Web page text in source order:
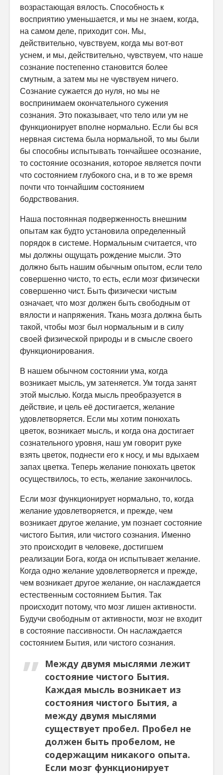
возрастающая вялость. Способность к
восприятию уменьшается, и мы не знаем, когда,
на самом деле, приходит сон. Мы,
действительно, чувствуем, когда мы вот-вот
уснем, и мы, действительно, чувствуем, что наше
сознание постепенно становится более
смутным, а затем мы не чувствуем ничего.
Сознание сужается до нуля, но мы не
воспринимаем окончательного сужения
сознания. Это показывает, что тело или ум не
функционирует вполне нормально. Если бы вся
нервная система была нормальной, то мы были
бы способны испытывать тончайшее осознание,
то состояние осознания, которое является почти
что состоянием глубокого сна, и в то же время
почти что тончайшим состоянием
бодрствования.
Наша постоянная подверженность внешним
опытам как будто установила определенный
порядок в системе. Нормальным считается, что
мы должны ощущать рождение мысли. Это
должно быть нашим обычным опытом, если тело
совершенно чисто, то есть, если мозг физически
совершенно чист. Быть физически чистым
означает, что мозг должен быть свободным от
вялости и напряжения. Ткань мозга должна быть
такой, чтобы мозг был нормальным и в силу
своей физической природы и в смысле своего
функционирования.
В нашем обычном состоянии ума, когда
возникает мысль, ум затеняется. Ум тогда занят
этой мыслью. Когда мысль преобразуется в
действие, и цель её достигается, желание
удовлетворяется. Если мы хотим понюхать
цветок, возникает мысль, и когда она достигает
сознательного уровня, наш ум говорит руке
взять цветок, поднести его к носу, и мы вдыхаем
запах цветка. Теперь желание понюхать цветок
осуществилось, то есть, желание закончилось.
Если мозг функционирует нормально, то, когда
желание удовлетворяется, и прежде, чем
возникает другое желание, ум познает состояние
чистого Бытия, или чистого сознания. Именно
это происходит в человеке, достигшем
реализации Бога, когда он испытывает желание.
Когда одно желание удовлетворяется и прежде,
чем возникает другое желание, он наслаждается
естественным состоянием Бытия. Так
происходит потому, что мозг лишен активности.
Будучи свободным от активности, мозг не входит
в состояние пассивности. Он наслаждается
состоянием Бытия, или чистого сознания.
Между двумя мыслями лежит
состояние чистого Бытия.
Каждая мысль возникает из
состояния чистого Бытия, а
между двумя мыслями
существует пробел. Пробел не
должен быть пробелом, не
содержащим никакого опыта.
Если мозг функционирует